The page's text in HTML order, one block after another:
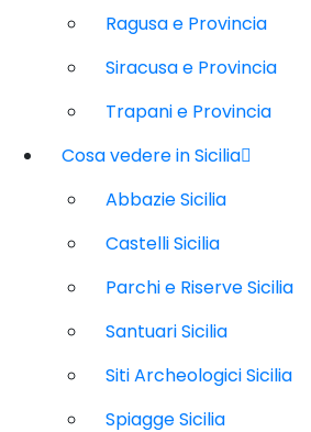
Ragusa e Provincia
Siracusa e Provincia
Trapani e Provincia
Cosa vedere in Sicilia
Abbazie Sicilia
Castelli Sicilia
Parchi e Riserve Sicilia
Santuari Sicilia
Siti Archeologici Sicilia
Spiagge Sicilia